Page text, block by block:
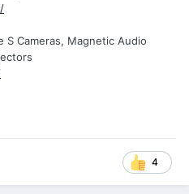
S Cameras, Magnetic Audio
4